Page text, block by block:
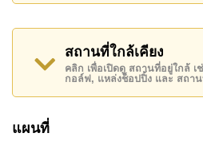
จุดเด่นโครงการ
ความเป็นส่วนตัวและความปลอด
ปลอดภัย 24 ชม. และ CCTV ทั่ว
ทำเลเยี่ยม: ใกล้หาดจอมเทียน ร้
สนามกีฬาเทศบาล
สถานที่ใกล้เคียง
คลิก เพื่อเปิดดู สถานที่อยู่ใกล้ เ
กอล์ฟ, แหล่งช็อปปิ้ง และ สถา
แผนที่